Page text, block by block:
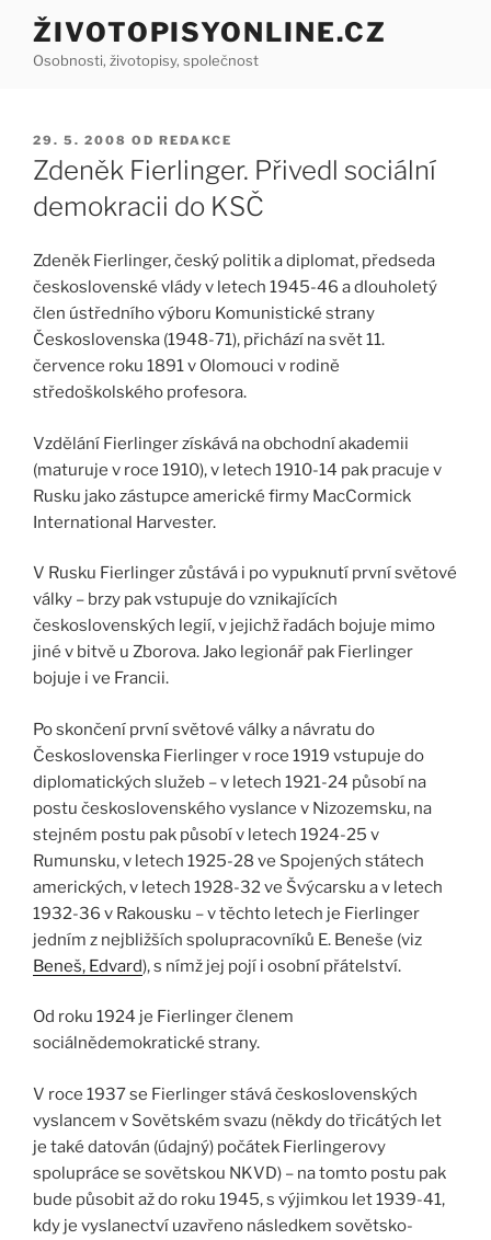
Přejít
obsahu
ŽIVOTOPISYONLINE.CZ
Osobnosti, životopisy, společnost
PUBLIKOVÁNO
29. 5. 2008 OD REDAKCE
Zdeněk Fierlinger. Přivedl sociální
demokracii do KSČ
Zdeněk Fierlinger, český politik a diplomat, předseda
československé vlády v letech 1945-46 a dlouholetý
člen ústředního výboru Komunistické strany
Československa (1948-71), přichází na svět 11.
července roku 1891 v Olomouci v rodině
středoškolského profesora.
Vzdělání Fierlinger získává na obchodní akademii
(maturuje v roce 1910), v letech 1910-14 pak pracuje v
Rusku jako zástupce americké firmy MacCormick
International Harvester.
V Rusku Fierlinger zůstává i po vypuknutí první světové
války – brzy pak vstupuje do vznikajících
československých legií, v jejichž řadách bojuje mimo
jiné v bitvě u Zborova. Jako legionář pak Fierlinger
bojuje i ve Francii.
Po skončení první světové války a návratu do
Československa Fierlinger v roce 1919 vstupuje do
diplomatických služeb – v letech 1921-24 působí na
postu československého vyslance v Nizozemsku, na
stejném postu pak působí v letech 1924-25 v
Rumunsku, v letech 1925-28 ve Spojených státech
amerických, v letech 1928-32 ve Švýcarsku a v letech
1932-36 v Rakousku – v těchto letech je Fierlinger
jedním z nejbližších spolupracovníků E. Beneše (viz
Beneš, Edvard), s nímž jej pojí i osobní přátelství.
Od roku 1924 je Fierlinger členem
sociálnědemokratické strany.
V roce 1937 se Fierlinger stává československých
vyslancem v Sovětském svazu (někdy do třicátých let
je také datován (údajný) počátek Fierlingerovy
spolupráce se sovětskou NKVD) – na tomto postu pak
bude působit až do roku 1945, s výjimkou let 1939-41,
kdy je vyslanectví uzavřeno následkem sovětsko-